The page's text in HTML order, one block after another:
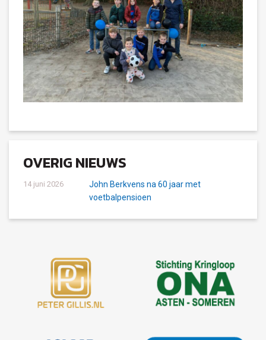
OVERIG NIEUWS
14 juni 2026
John Berkvens na 60 jaar met
voetbalpensioen